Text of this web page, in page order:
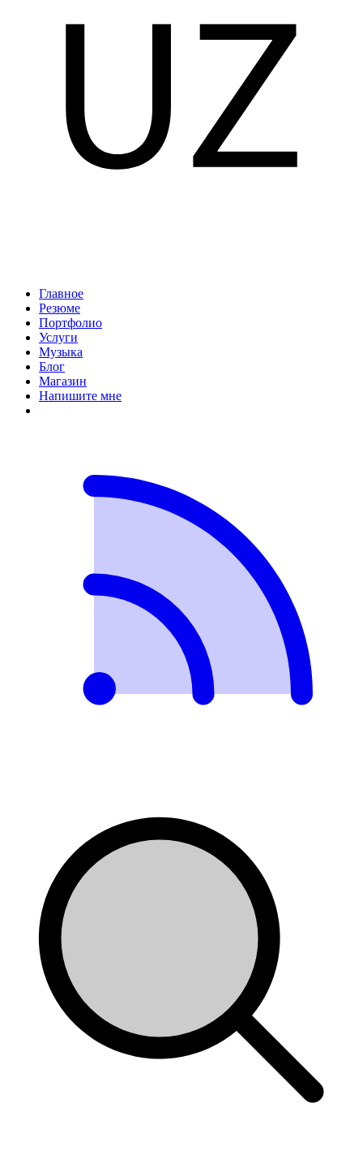
Главное
Резюме
Портфолио
Услуги
Музыка
Блог
Магазин
Напишите мне